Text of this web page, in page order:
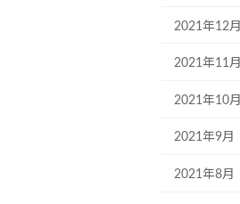
2021年12月
2021年11月
2021年10月
2021年9月
2021年8月